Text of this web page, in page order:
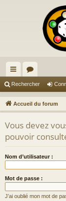
ac
co
ur
ci
or
u
m
s
Rechercher
Accueil du forum
Vous devez
pouvoir
Nom d’utilisateur :
Mot de passe :
J’ai oublié mon mot de